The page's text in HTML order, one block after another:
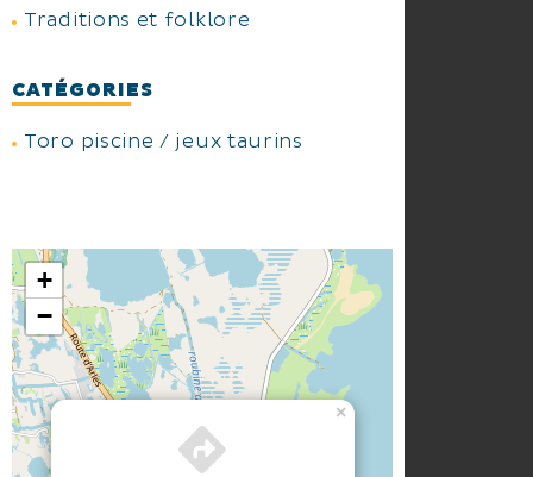
Traditions et folklore
CATÉGORIES
Toro piscine / jeux taurins
×
+
−